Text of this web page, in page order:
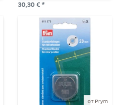
30,30 € *
от Prym